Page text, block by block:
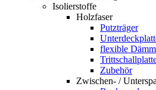
Isolierstoffe
Holzfaser
Putzträger
flexible
Zubehör
Zwischen- /